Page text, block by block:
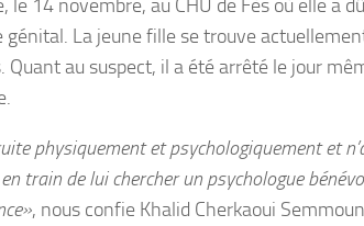
le 14 novembre, au CHU de Fès où elle a
génital. La jeune fille se trouve
Quant au suspect, il a été arrêté le jour
physiquement et psychologiquement et
train de lui chercher un psychologue
, nous confie Khalid Cherkaoui